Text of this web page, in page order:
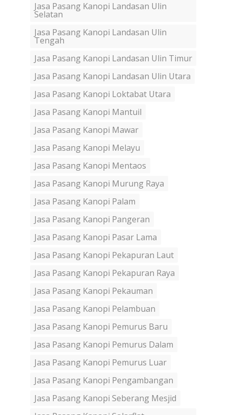
Jasa Pasang Kanopi Landasan Ulin
Selatan
Jasa Pasang Kanopi Landasan Ulin
Tengah
Jasa Pasang Kanopi Landasan Ulin Timur
Jasa Pasang Kanopi Landasan Ulin Utara
Jasa Pasang Kanopi Loktabat Utara
Jasa Pasang Kanopi Mantuil
Jasa Pasang Kanopi Mawar
Jasa Pasang Kanopi Melayu
Jasa Pasang Kanopi Mentaos
Jasa Pasang Kanopi Murung Raya
Jasa Pasang Kanopi Palam
Jasa Pasang Kanopi Pangeran
Jasa Pasang Kanopi Pasar Lama
Jasa Pasang Kanopi Pekapuran Laut
Jasa Pasang Kanopi Pekapuran Raya
Jasa Pasang Kanopi Pekauman
Jasa Pasang Kanopi Pelambuan
Jasa Pasang Kanopi Pemurus Baru
Jasa Pasang Kanopi Pemurus Dalam
Jasa Pasang Kanopi Pemurus Luar
Jasa Pasang Kanopi Pengambangan
Jasa Pasang Kanopi Seberang Mesjid